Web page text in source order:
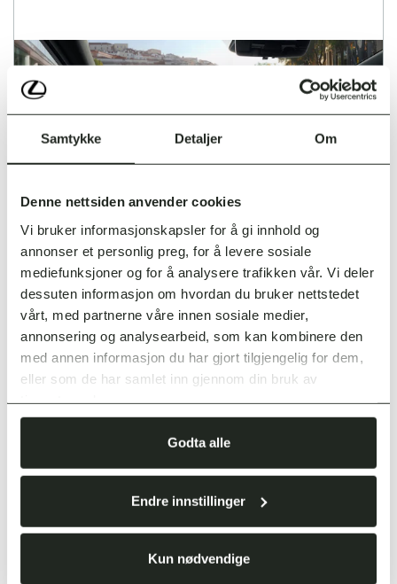
Samtykke Detaljer Om
Denne nettsiden anvender cookies
Vi bruker informasjonskapsler for å gi innhold og
annonser et personlig preg, for å levere sosiale
mediefunksjoner og for å analysere trafikken vår. Vi deler
dessuten informasjon om hvordan du bruker nettstedet
vårt, med partnerne våre innen sosiale medier,
annonsering og analysearbeid, som kan kombinere den
med annen informasjon du har gjort tilgjengelig for dem,
eller som de har samlet inn gjennom din bruk av
tjenestene deres.
Godta alle
Endre innstillinger
Kun nødvendige
EXECUTIVE
KR 526 000,-